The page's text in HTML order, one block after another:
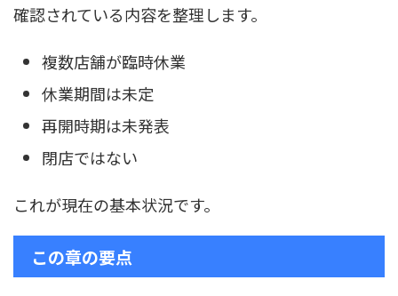
確認されている内容を整理します。
複数店舗が臨時休業
休業期間は未定
再開時期は未発表
閉店ではない
これが現在の基本状況です。
この章の要点